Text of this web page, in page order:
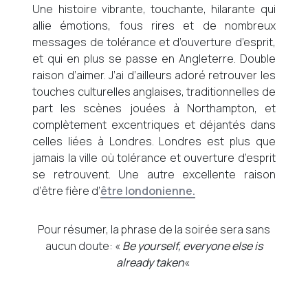
Une histoire vibrante, touchante, hilarante qui
allie émotions, fous rires et de nombreux
messages de tolérance et d’ouverture d’esprit,
et qui en plus se passe en Angleterre. Double
raison d’aimer. J’ai d’ailleurs adoré retrouver les
touches culturelles anglaises, traditionnelles de
part les scènes jouées à Northampton, et
complètement excentriques et déjantés dans
celles liées à Londres. Londres est plus que
jamais la ville où tolérance et ouverture d’esprit
se retrouvent. Une autre excellente raison
d’être fière d’être londonienne.
Pour résumer, la phrase de la soirée sera sans
aucun doute: « Be yourself, everyone else is
already taken«